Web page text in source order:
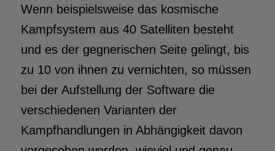
Wenn beispielsweise das kosmische
Kampfsystem aus 40 Satelliten besteht
und es der gegnerischen Seite gelingt, bis
zu 10 von ihnen zu vernichten, so müssen
bei der Aufstellung der Software die
verschiedenen Varianten der
Kampfhandlungen in Abhängigkeit davon